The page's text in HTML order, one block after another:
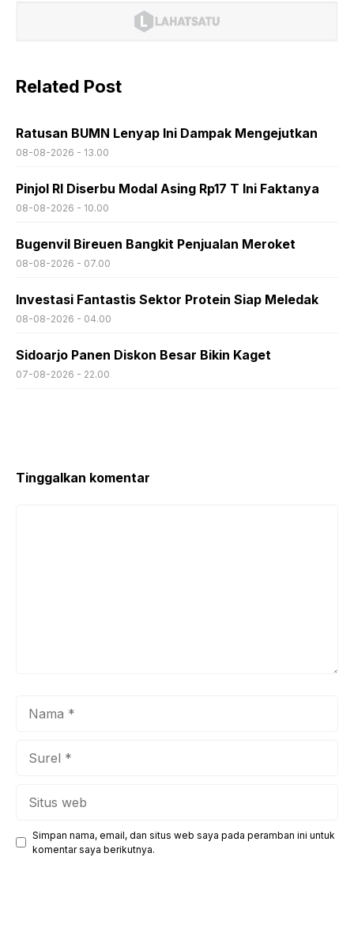
Related Post
Ratusan BUMN Lenyap Ini Dampak Mengejutkan
08-08-2026 - 13.00
Pinjol RI Diserbu Modal Asing Rp17 T Ini Faktanya
08-08-2026 - 10.00
Bugenvil Bireuen Bangkit Penjualan Meroket
08-08-2026 - 07.00
Investasi Fantastis Sektor Protein Siap Meledak
08-08-2026 - 04.00
Sidoarjo Panen Diskon Besar Bikin Kaget
07-08-2026 - 22.00
Tinggalkan komentar
Simpan nama, email, dan situs web saya pada peramban ini untuk
komentar saya berikutnya.